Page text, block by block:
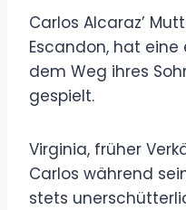
Carlos Alcaraz’
Escandon, hat
dem Weg ihres
gespielt.
Virginia, früher
Carlos während
stets